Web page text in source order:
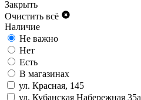
Закрыть
Очистить всё
Наличие
Не важно
Нет
Есть
В магазинах
ул. Красная, 145
ул. Кубанская Набережная 35а